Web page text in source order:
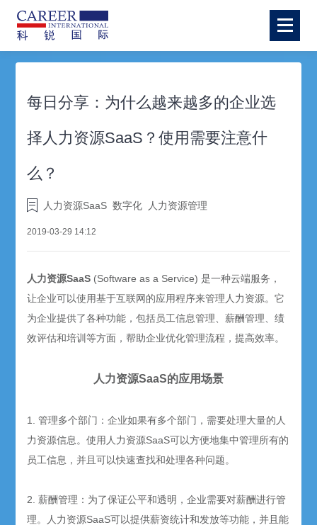
每日分享：为什么越来越多的企业选
择人力资源SaaS？使用需要注意什
么？
人力资源SaaS 数字化 人力资源管理
2019-03-29 14:12
人力资源SaaS (Software as a Service)是一种云端服务，
让企业可以使用基于互联网的应用程序来管理人力资源。它
为企业提供了各种功能，包括员工信息管理、薪酬管理、绩
效评估和培训等方面，帮助企业优化管理流程，提高效率。
人力资源SaaS的应用场景
1.管理多个部门：企业如果有多个部门，需要处理大量的人
力资源信息。使用人力资源SaaS可以方便地集中管理所有的
员工信息，并且可以快速查找和处理各种问题。
2.薪酬管理：为了保证公平和透明，企业需要对薪酬进行管
理。人力资源SaaS可以提供薪资统计和发放等功能，并且能